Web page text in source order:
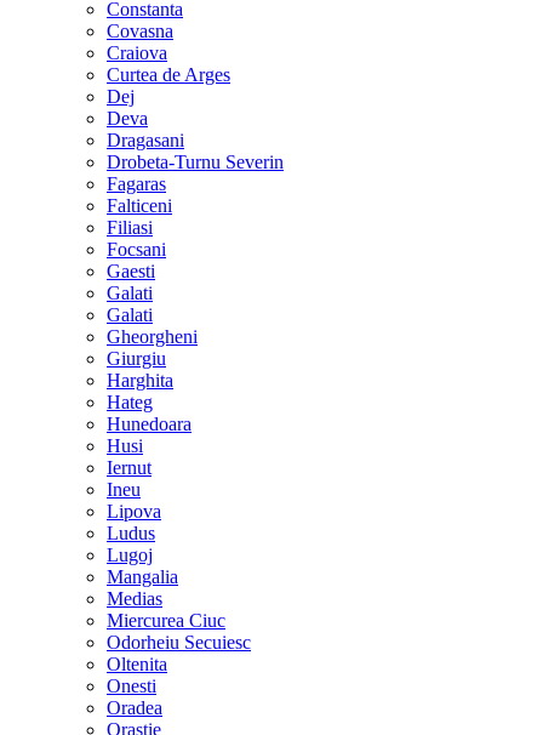
Constanta
Covasna
Craiova
Curtea de Arges
Dej
Deva
Dragasani
Drobeta-Turnu Severin
Fagaras
Falticeni
Filiasi
Focsani
Gaesti
Galati
Galati
Gheorgheni
Giurgiu
Harghita
Hateg
Hunedoara
Husi
Iernut
Ineu
Lipova
Ludus
Lugoj
Mangalia
Medias
Miercurea Ciuc
Odorheiu Secuiesc
Oltenita
Onesti
Oradea
Orastie